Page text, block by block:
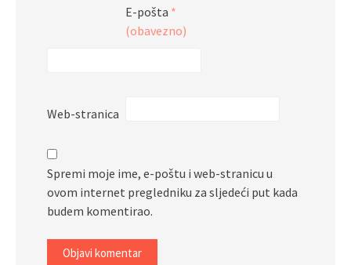
E-pošta *
(obavezno)
Web-stranica
Spremi moje ime, e-poštu i web-stranicu u
ovom internet pregledniku za sljedeći put kada
budem komentirao.